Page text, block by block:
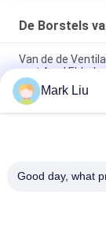
De Borstels
Van de de
met Aard
De luxe
Verbazend zacht
De
Mark Liu
Good day, what